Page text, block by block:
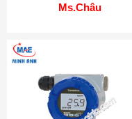
Ms.Châu